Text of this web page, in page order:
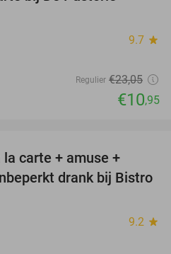
9.7 star
Regulier €23,05
€10,95
carte + amuse +
drank bij Bistro
9.2 star